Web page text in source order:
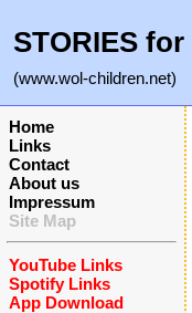
STORIES for
(www.wol-children.net)
Home
Links
Contact
About us
Impressum
Site Map
YouTube Links
Spotify Links
App Download